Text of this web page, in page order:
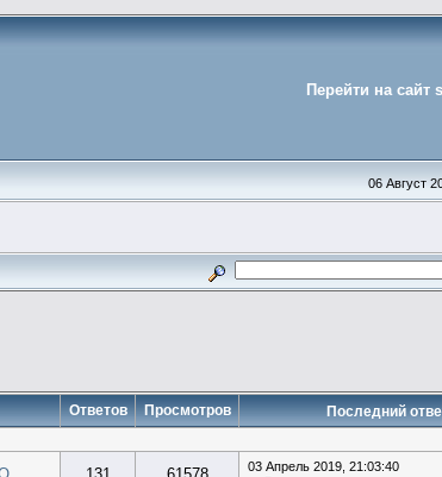
Перейти на сайт
06 Август
Ответов Просмотров Последний
03 Апрель 2019, 21:03:40